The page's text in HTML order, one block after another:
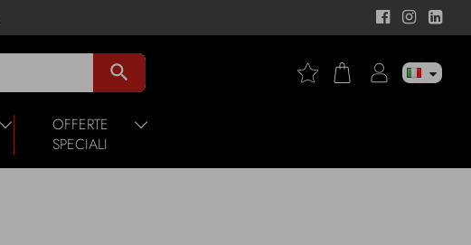
search
OFFERTE
SPECIALI